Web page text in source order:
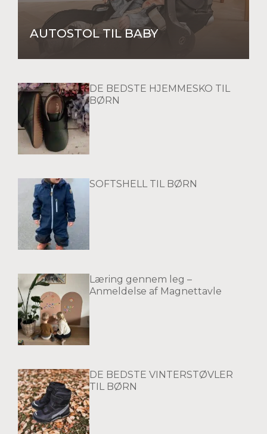
AUTOSTOL TIL BABY
DE BEDSTE HJEMMESKO TIL
BØRN
SOFTSHELL TIL BØRN
Læring gennem leg –
Anmeldelse af Magnettavle
DE BEDSTE VINTERSTØVLER
TIL BØRN